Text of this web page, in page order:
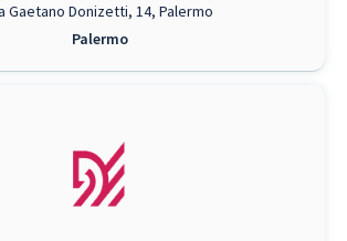
Gaetano Donizetti, 14, Palermo
Palermo